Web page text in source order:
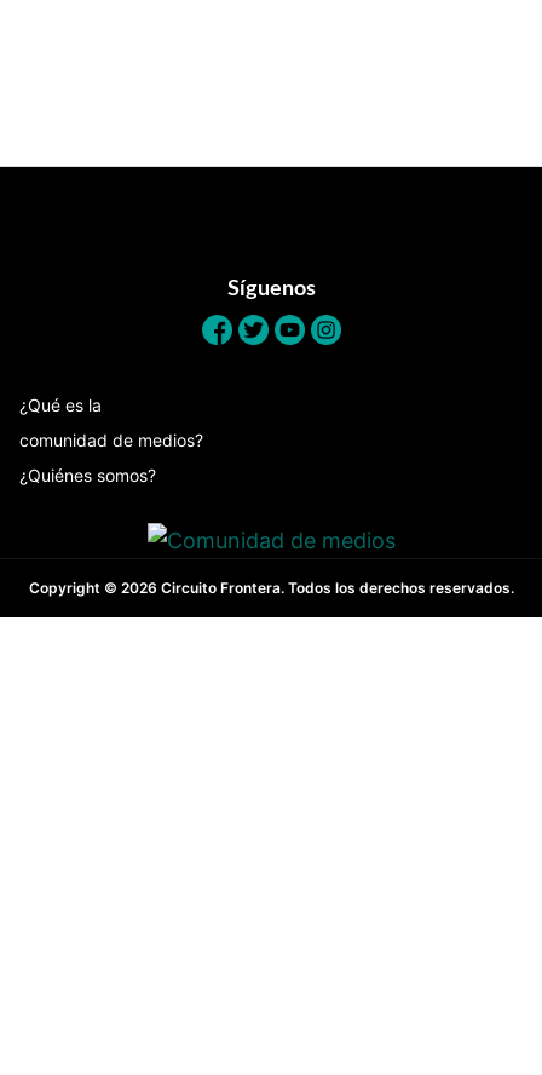
Síguenos
¿Qué es la
comunidad de medios?
¿Quiénes somos?
Copyright © 2026 Circuito Frontera. Todos los derechos reservados.